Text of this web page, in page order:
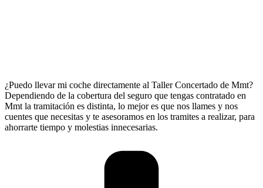
¿Puedo llevar mi coche directamente al Taller Concertado de Mmt?
Dependiendo de la cobertura del seguro que tengas contratado en
Mmt la tramitación es distinta, lo mejor es que nos llames y nos
cuentes que necesitas y te asesoramos en los tramites a realizar, para
ahorrarte tiempo y molestias innecesarias.